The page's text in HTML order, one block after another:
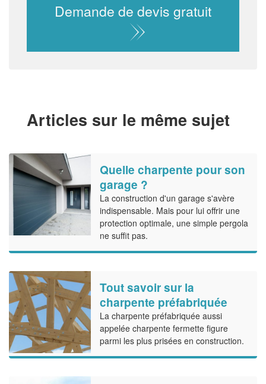
Demande de devis gratuit
Articles sur le même sujet
Quelle charpente pour son
garage ?
La construction d'un garage s'avère
indispensable. Mais pour lui offrir une
protection optimale, une simple pergola
ne suffit pas.
Tout savoir sur la
charpente préfabriquée
La charpente préfabriquée aussi
appelée charpente fermette figure
parmi les plus prisées en construction.